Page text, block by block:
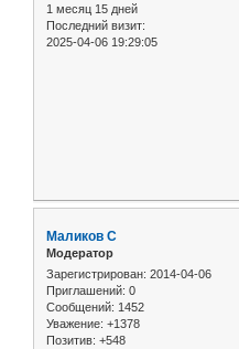
1 месяц 15 дней
Последний визит:
2025-04-06 19:29:05
Маликов С
Модератор
Зарегистрирован: 2014-04-06
Приглашений: 0
Сообщений: 1452
Уважение: +1378
Позитив: +548